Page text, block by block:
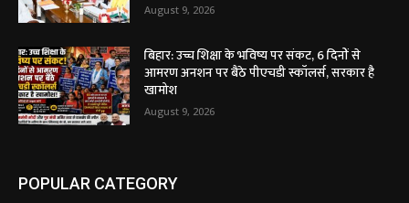
August 9, 2026
बिहार: उच्च शिक्षा के भविष्य पर संकट, 6 दिनों से
आमरण अनशन पर बैठे पीएचडी स्कॉलर्स, सरकार है
खामोश
August 9, 2026
POPULAR CATEGORY